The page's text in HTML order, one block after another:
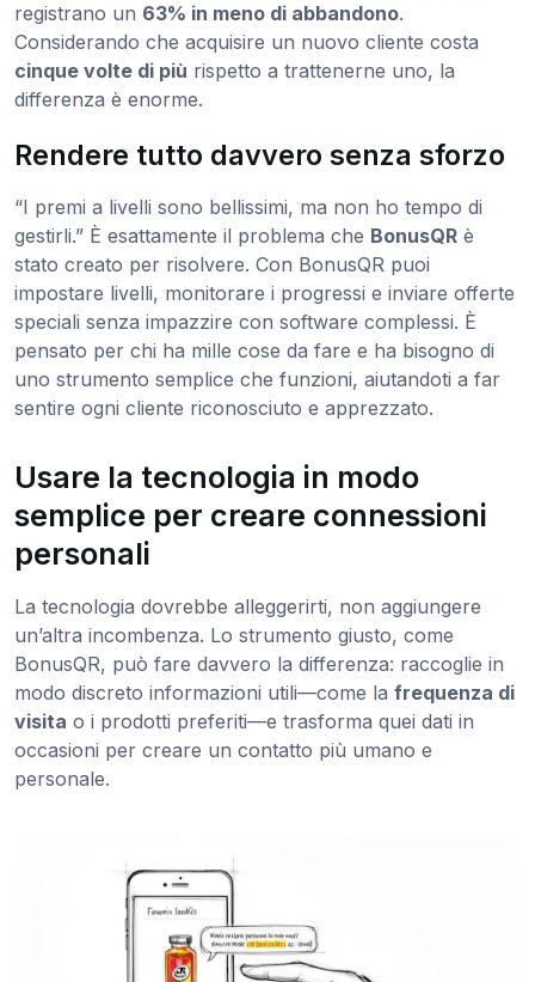
registrano un 63% in meno di abbandono.
Considerando che acquisire un nuovo cliente costa
cinque volte di più rispetto a trattenerne uno, la
differenza è enorme.
Rendere tutto davvero senza sforzo
“I premi a livelli sono bellissimi, ma non ho tempo di
gestirli.” È esattamente il problema che BonusQR è
stato creato per risolvere. Con BonusQR puoi
impostare livelli, monitorare i progressi e inviare offerte
speciali senza impazzire con software complessi. È
pensato per chi ha mille cose da fare e ha bisogno di
uno strumento semplice che funzioni, aiutandoti a far
sentire ogni cliente riconosciuto e apprezzato.
Usare la tecnologia in modo
semplice per creare connessioni
personali
La tecnologia dovrebbe alleggerirti, non aggiungere
un’altra incombenza. Lo strumento giusto, come
BonusQR, può fare davvero la differenza: raccoglie in
modo discreto informazioni utili—come la frequenza di
visita o i prodotti preferiti—e trasforma quei dati in
occasioni per creare un contatto più umano e
personale.